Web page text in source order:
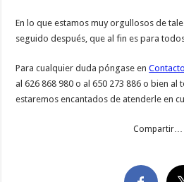
En lo que estamos muy orgullosos de
seguido después, que al fin es para
Para cualquier duda póngase enContacto
al 626 868 980 o al 650 273 886 o bien al
estaremos encantados de atenderle en
Compartir…